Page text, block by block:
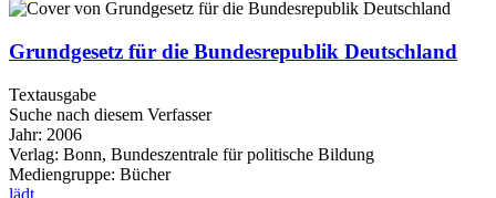
Grundgesetz für die Bundesrepublik Deutschland
Textausgabe
Suche nach diesem Verfasser
Jahr: 2006
Verlag: Bonn, Bundeszentrale für politische Bildung
Mediengruppe: Bücher
lädt